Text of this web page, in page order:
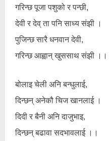
गरिन्छ पूजा पशुको र पन्छी,
देवी र देव् ता पनि साध्य संझी ।
पुजिन्छ सारै धनवान देवी,
गरिन्छ आह्वान् खुससाथ संझी ।।
बोलाइ चेली अनि बन्धुलाई,
दिन्छन् अनेकौ चिज खानलाई ।
दिदी र बैनी अनि दाजुभाइ,
दिन्छन् बढावा सदभावलाई ।।